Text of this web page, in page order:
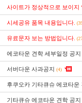
사이트가 정상적으로 보이지
시세공유 품목 내용입니다.
유료문자 보는 방법입니다.
에코타운 견학 세부일정 공지
서버다운 사과공지 (4)
후쿠오카 기타큐슈 에코타운
기타큐슈 에코타운 견학 공지